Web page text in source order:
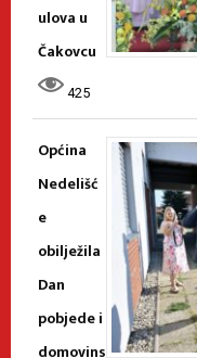
ulova u
Čakovcu
425
Općina
Nedelišć
e
obilježila
Dan
pobjede i
domovins